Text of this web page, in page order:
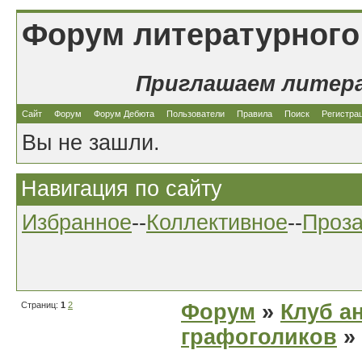
Форум
Приглашаем
Сайт Форум Форум Дебюта Пользователи Правила Поиск
Вы не зашли.
Навигация по сайту
Избранное--Коллективное--
Страниц: 1 2 Форум » Клуб
графоголиков